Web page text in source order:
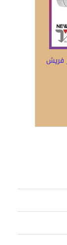
فريش